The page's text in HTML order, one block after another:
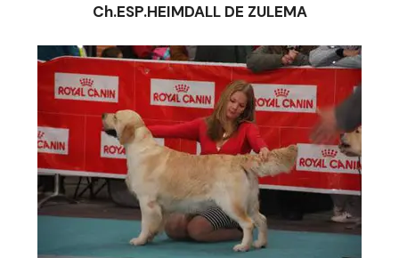
Ch.ESP.HEIMDALL DE ZULEMA